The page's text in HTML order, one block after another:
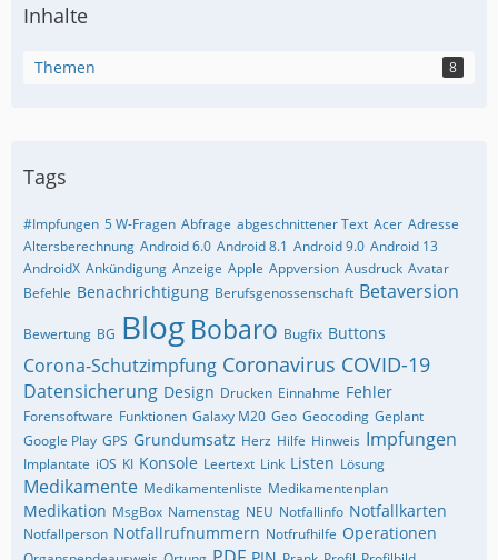
Inhalte
Themen 8
Tags
#Impfungen 5 W-Fragen Abfrage abgeschnittener Text Acer Adresse
Altersberechnung Android 6.0 Android 8.1 Android 9.0 Android 13
AndroidX Ankündigung Anzeige Apple Appversion Ausdruck Avatar
Befehle Benachrichtigung Berufsgenossenschaft Betaversion
Bewertung BG Blog Bobaro Bugfix Buttons
Corona-Schutzimpfung Coronavirus COVID-19
Datensicherung Design Drucken Einnahme Fehler
Forensoftware Funktionen Galaxy M20 Geo Geocoding Geplant
Google Play GPS Grundumsatz Herz Hilfe Hinweis Impfungen
Implantate iOS KI Konsole Leertext Link Listen Lösung
Medikamente Medikamentenliste Medikamentenplan
Medikation MsgBox Namenstag NEU Notfallinfo Notfallkarten
Notfallperson Notfallrufnummern Notfrufhilfe Operationen